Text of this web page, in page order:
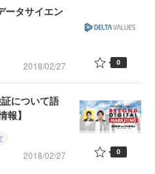
ータサイエン
2018/02/27 0
について語
】
2018/02/27 0